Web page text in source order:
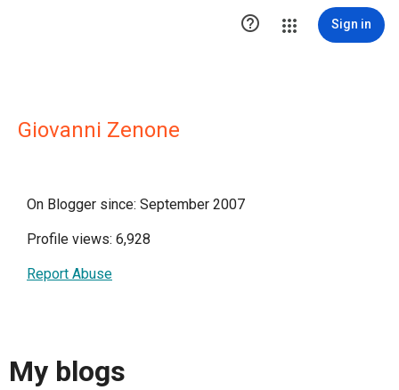
 Sign in
Giovanni Zenone
On Blogger since: September 2007
Profile views: 6,928
Report Abuse
My blogs